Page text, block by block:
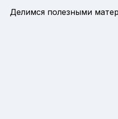
Делимся полезными